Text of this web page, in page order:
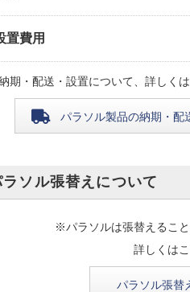
置費用
期・配送・設置について、詳しく
パラソル製品の納期・配
ラソル張替えについて
※パラソルは張替えること
詳しくは
パラソル張替